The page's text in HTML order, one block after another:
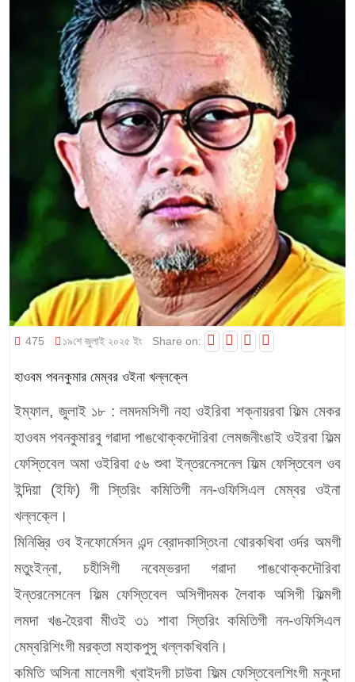
475 ১৯শে জুলাই ২০২৫ ইং Share on:
হাওবম পবনকুমার মেম্বর ওইনা খল্লক্লে
ইম্ফাল, জুলাই ১৮ :লমদমসিগী নহা ওইরিবা শক্নায়রবা ফিল্ম মেকর
হাওবম পবনকুমারবু গৱাদা পাঙথোক্কদৌরিবা লেমজনীংঙাই ওইরবা ফিল্ম
ফেস্তিবেল অমা ওইরিবা ৫৬ শুবা ইন্তরনেসনেল ফিল্ম ফেস্তিবেল ওব
ইন্দিয়া (ইফি) গী স্তিরিং কমিতিগী নন-ওফিসিএল মেম্বর ওইনা
খল্লক্লে।
মিনিস্ত্রি ওব ইনফোর্মেসন এন্দ ব্রোদকাস্তিংনা থোরকখিবা ওর্দর অমগী
মতুংইন্না, চহীসিগী নবেম্ভরদা গৱাদা পাঙথোক্কদৌরিবা
ইন্তরনেসনেল ফিল্ম ফেস্তিবেল অসিগীদমক লৈবাক অসিগী ফিল্মগী
লমদা খঙ-হৈরবা মীওই ৩১ শাবা স্তিরিং কমিতিগী নন-ওফিসিএল
মেম্বরিশিংগী মরক্তা মহাকপুসু খল্লকখিবনি।
কমিতি অসিনা মালেমগী খ্বাইদগী চাউবা ফিল্ম ফেস্তিবেলশিংগী মনুংদা